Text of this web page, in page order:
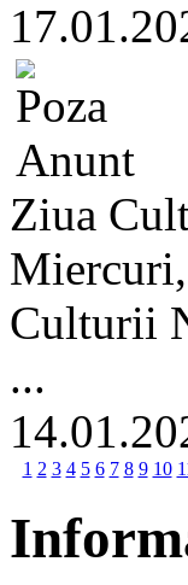
Ziua
Culturii
...
1 2 3 4 5 6 7 8 9 10